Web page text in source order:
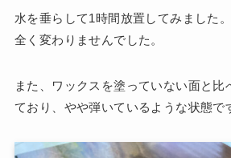
水を垂らして1時間放置してみました
全く変わりませんでした。
また、ワックスを塗っていない面と比
ており、やや弾いているような状態で